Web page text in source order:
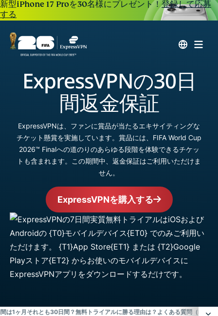
新型iPhone 17 Proを30名様にプレゼント！登録して応募
する
ExpressVPNの30日
間返金保証
ExpressVPNは、ファンに賞品が当たるエキサイティングな
チケット懸賞を実施しています。賞品には、FIFA World Cup
2026™ Finalへの道のりのあらゆる段階を体験できるチケッ
トも含まれます。この期間中、返金保証はご利用いただけま
せん。
ExpressVPNを購入する
は1ヶ月それとも30日間？無料トライアルに勝る理由は？ よくある質問（FAQ）